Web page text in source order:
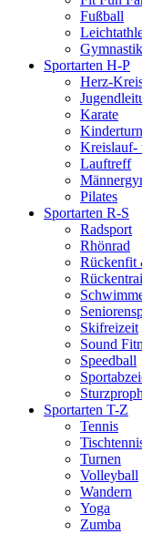
Fußball
Sportarten H-P
Herz-
Karate
Kreislauf-
Lauftreff
Pilates
Sportarten R-S
Radsport
Rhönrad
Rückenfit
Skifreizeit
Sound
Speedball
Sportarten T-Z
Tennis
Turnen
Volleyball
Wandern
Yoga
Zumba